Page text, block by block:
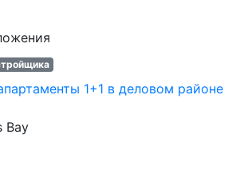
1+1 в деловом районе
Bay